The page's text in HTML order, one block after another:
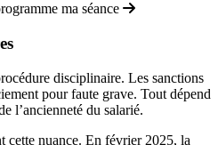
ma séance
disciplinaire. Les sanctions
pour faute grave. Tout dépend
l’ancienneté du salarié.
cette nuance. En février 2025, la